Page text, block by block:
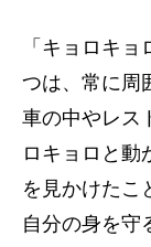
「キョロキ
つは、常に周
車の中やレス
ロキョロと動
を見かけたこ
自分の身を守